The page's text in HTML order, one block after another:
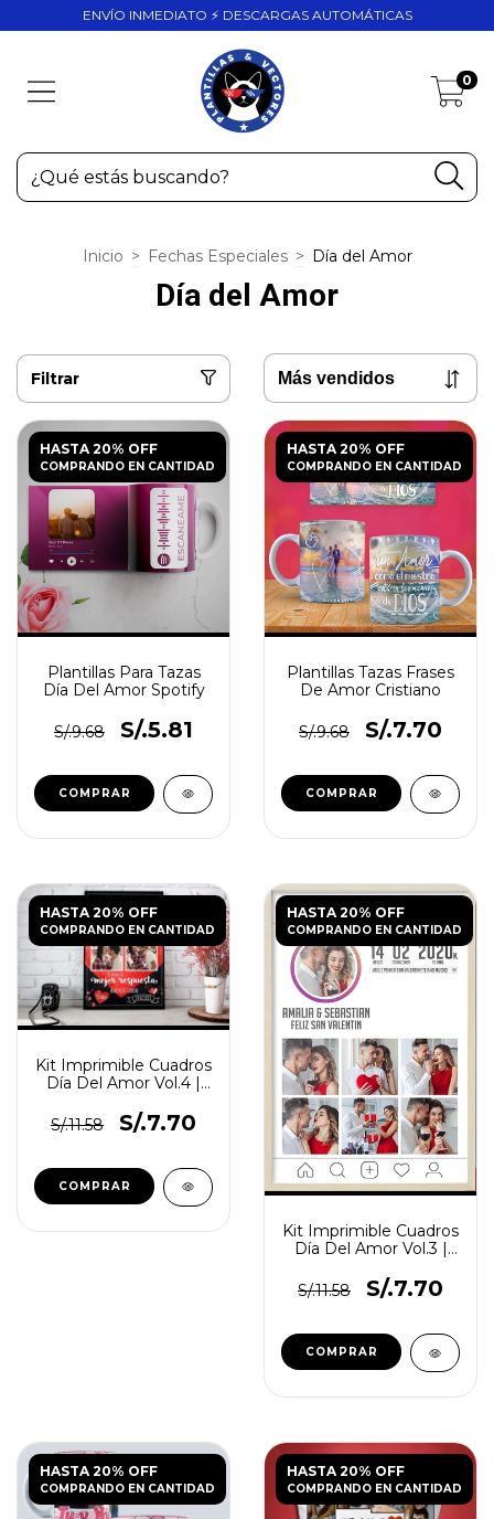
ENVÍO INMEDIATO ⚡ DESCARGAS AUTOMÁTICAS
0
Inicio > Fechas Especiales > Día del Amor
Día del Amor
Filtrar
HASTA 20% OFF
COMPRANDO EN CANTIDAD
Plantillas Para Tazas
Día Del Amor Spotify
S/.9.68 S/.5.81
HASTA 20% OFF
COMPRANDO EN CANTIDAD
Plantillas Tazas Frases
De Amor Cristiano
S/.9.68 S/.7.70
HASTA 20% OFF
COMPRANDO EN CANTIDAD
Kit Imprimible Cuadros
Día Del Amor Vol.4 |
S/.11.58
S/.7.70
HASTA 20% OFF
COMPRANDO EN CANTIDAD
Kit Imprimible Cuadros
Día Del Amor Vol.3 |
S/.11.58
S/.7.70
HASTA 20% OFF
COMPRANDO EN CANTIDAD
HASTA 20% OFF
COMPRANDO EN CANTIDAD